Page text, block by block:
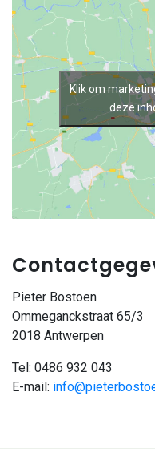
Klik om
deze
Pieter Bostoen
Ommeganckstraat 65/3
2018 Antwerpen
Tel: 0486 932 043
E-mail: